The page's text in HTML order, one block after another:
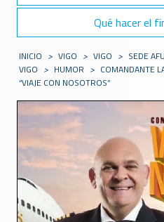
Qué hacer el
INICIO > VIGO > VIGO > SEDE
VIGO > HUMOR > COMANDANTE
“VIAJE CON NOSOTROS”